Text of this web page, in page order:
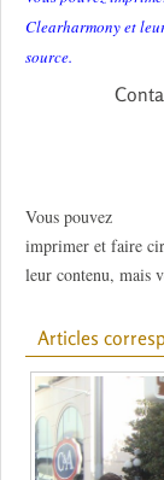
Clearharmony et
source.
Vous pouvez
imprimer et faire
leur contenu, mais
Articles